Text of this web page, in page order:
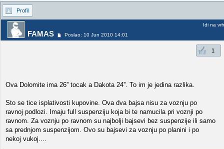
Profil
FAMAS Poslao: 10 Jun 2010 14:01
Idi na vrh
1
Ova Dolomite ima 26'' tocak a Dakota 24''. To im je jedina razlika.
Sto se tice isplativosti kupovine. Ova dva bajsa nisu za voznju po
ravnoj podlozi. Imaju full suspenziju koja bi te namucila pri voznji po
ravnom. Za voznju po ravnom su najbolji bajsevi bez suspenzije ili samo
sa prednjom suspenzijom. Ovo su bajsevi za voznju po planini i po
nekoj vukoj....